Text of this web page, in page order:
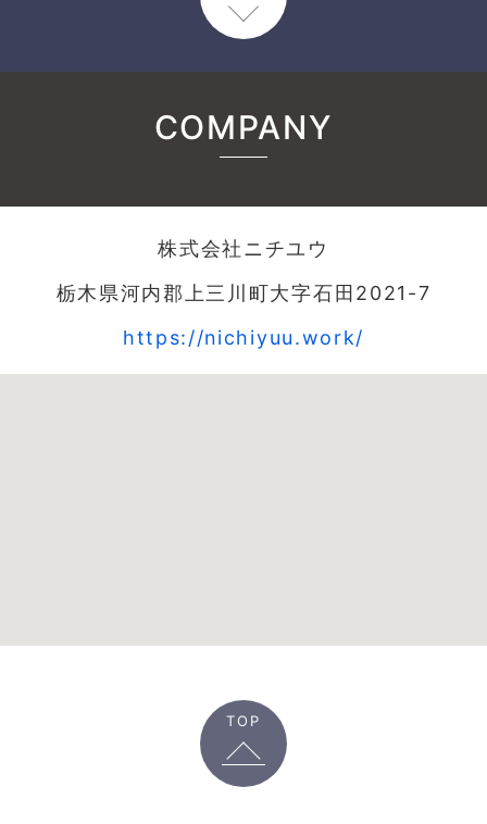
COMPANY
株式会社ニチユウ
栃木県河内郡上三川町大字石田2021-7
https://nichiyuu.work/
TOP